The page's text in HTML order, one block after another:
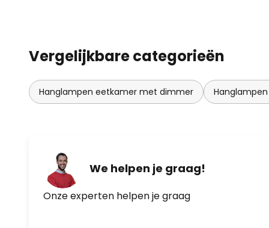
Vergelijkbare categorieën
Hanglampen eetkamer met dimmer
We helpen je graag!
Onze experten helpen je graag